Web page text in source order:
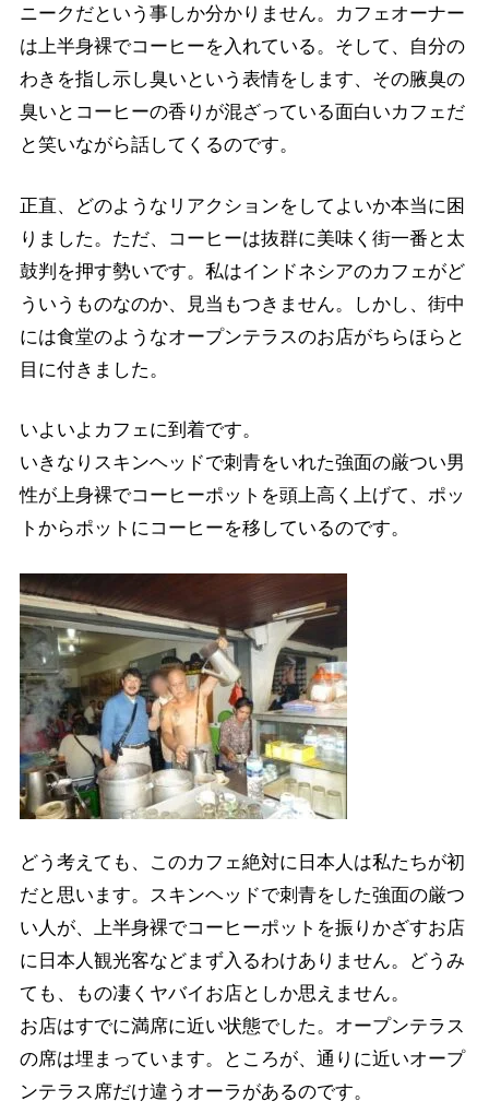
ニークだという事しか分かりません。カフェオーナー
は上半身裸でコーヒーを入れている。そして、自分の
わきを指し示し臭いという表情をします、その腋臭の
臭いとコーヒーの香りが混ざっている面白いカフェだ
と笑いながら話してくるのです。
正直、どのようなリアクションをしてよいか本当に困
りました。ただ、コーヒーは抜群に美味く街一番と太
鼓判を押す勢いです。私はインドネシアのカフェがど
ういうものなのか、見当もつきません。しかし、街中
には食堂のようなオープンテラスのお店がちらほらと
目に付きました。
いよいよカフェに到着です。
いきなりスキンヘッドで刺青をいれた強面の厳つい男
性が上身裸でコーヒーポットを頭上高く上げて、ポッ
トからポットにコーヒーを移しているのです。
どう考えても、このカフェ絶対に日本人は私たちが初
だと思います。スキンヘッドで刺青をした強面の厳つ
い人が、上半身裸でコーヒーポットを振りかざすお店
に日本人観光客などまず入るわけありません。どうみ
ても、もの凄くヤバイお店としか思えません。
お店はすでに満席に近い状態でした。オープンテラス
の席は埋まっています。ところが、通りに近いオープ
ンテラス席だけ違うオーラがあるのです。